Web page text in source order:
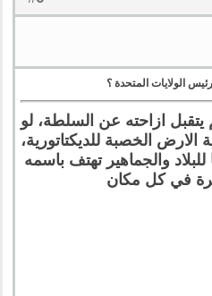
الولايات المتحدة ؟
ازاحته عن السلطة، لو
الارض الخصبة للديكتاتورية،
والجماهير تهتف باسمه
في كل مكان